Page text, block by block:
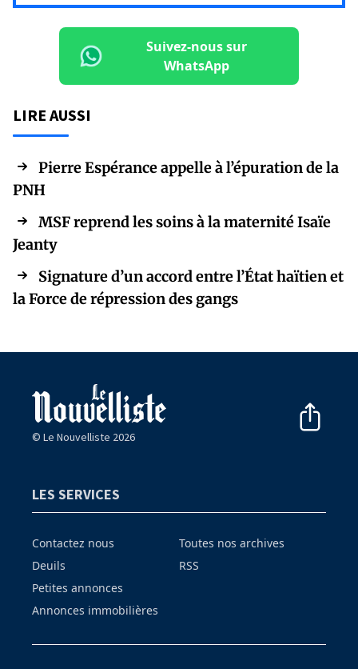
Suivez-nous sur
WhatsApp
LIRE AUSSI
Pierre Espérance appelle à l’épuration de la
PNH
MSF reprend les soins à la maternité Isaïe
Jeanty
Signature d’un accord entre l’État haïtien et
la Force de répression des gangs
© Le Nouvelliste 2026
LES SERVICES
Contactez nous
Deuils
Petites annonces
Annonces immobilières
Toutes nos archives
RSS